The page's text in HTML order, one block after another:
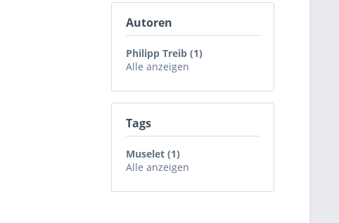
Autoren
Philipp Treib (1)
Alle anzeigen
Tags
Muselet (1)
Alle anzeigen